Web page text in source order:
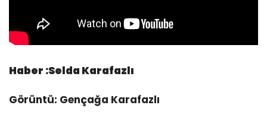
Haber :Selda Karafazlı
Görüntü: Gençağa Karafazlı